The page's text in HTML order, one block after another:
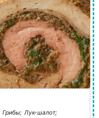
Грибы; Лук-шалот;